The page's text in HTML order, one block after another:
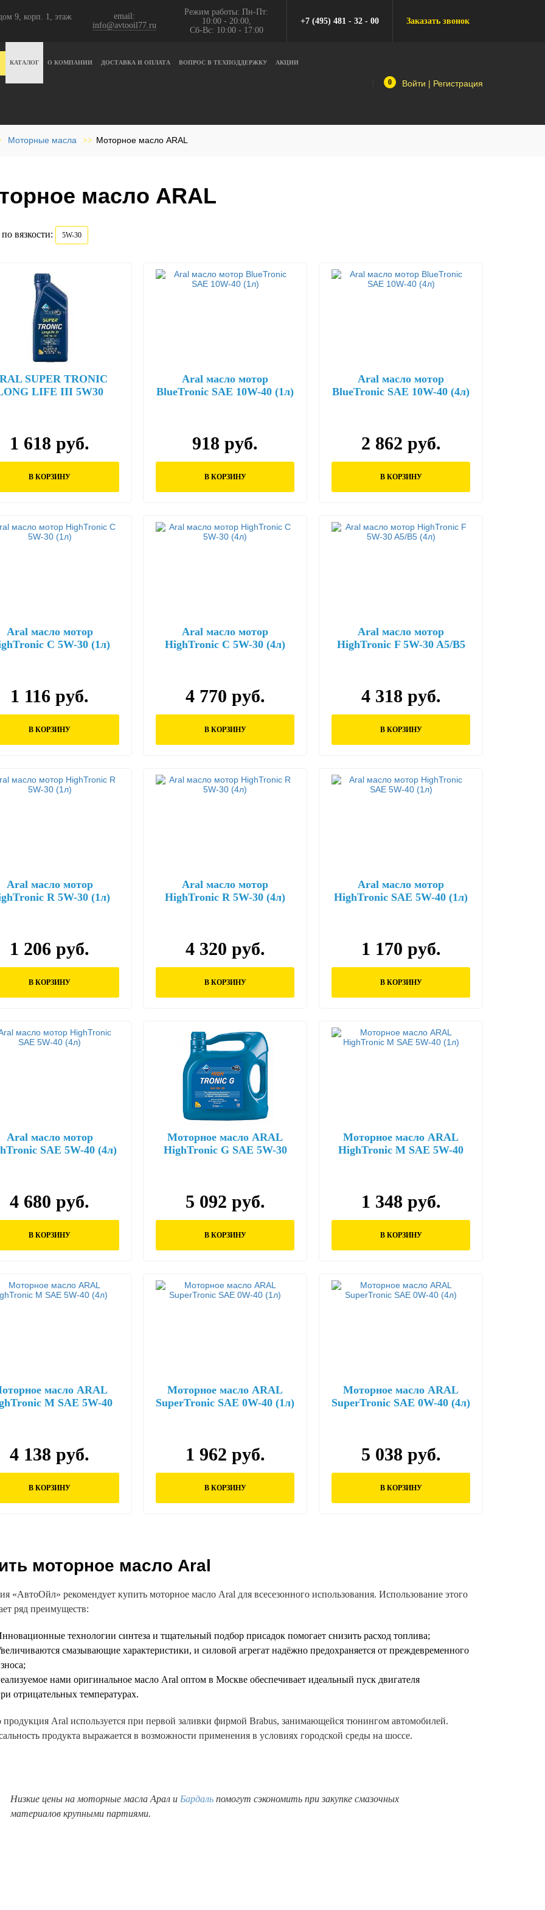
9, корп. 1, этаж
email:
info@avtooil77.ru
Режим работы: Пн-Пт:
10:00 - 20:00,
Сб-Вс: 10:00 - 17:00
+7 (495) 481 - 32 - 00 Заказать звонок
КАТАЛОГ О КОМПАНИИ ДОСТАВКА И ОПЛАТА ВОПРОС В ТЕХПОДДЕРЖКУ АКЦИИ
0 Войти | Регистрация
Моторные масла >> Моторное масло ARAL
масло ARAL
вязкости: 5W-30
SUPER TRONIC
LIFE III 5W30
1 618 руб.
В КОРЗИНУ
Aral масло мотор
BlueTronic SAE 10W-40 (1л)
918 руб.
В КОРЗИНУ
Aral масло мотор
BlueTronic SAE 10W-40 (4л)
2 862 руб.
В КОРЗИНУ
Aral масло мотор
C 5W-30 (1л)
1 116 руб.
В КОРЗИНУ
Aral масло мотор
HighTronic C 5W-30 (4л)
4 770 руб.
В КОРЗИНУ
Aral масло мотор
HighTronic F 5W-30 A5/B5
4 318 руб.
В КОРЗИНУ
Aral масло мотор
R 5W-30 (1л)
1 206 руб.
В КОРЗИНУ
Aral масло мотор
HighTronic R 5W-30 (4л)
4 320 руб.
В КОРЗИНУ
Aral масло мотор
HighTronic SAE 5W-40 (1л)
1 170 руб.
В КОРЗИНУ
Aral масло мотор
SAE 5W-40 (4л)
4 680 руб.
В КОРЗИНУ
Моторное масло ARAL
HighTronic G SAE 5W-30
5 092 руб.
В КОРЗИНУ
Моторное масло ARAL
HighTronic M SAE 5W-40
1 348 руб.
В КОРЗИНУ
масло ARAL
M SAE 5W-40
4 138 руб.
В КОРЗИНУ
Моторное масло ARAL
SuperTronic SAE 0W-40 (1л)
1 962 руб.
В КОРЗИНУ
Моторное масло ARAL
SuperTronic SAE 0W-40 (4л)
5 038 руб.
В КОРЗИНУ
моторное масло Aral
«АвтоОйл» рекомендует купить моторное масло Aral для всесезонного использования. Использование этого
ряд преимуществ:
технологии синтеза и тщательный подбор присадок помогает снизить расход топлива;
смазывающие характеристики, и силовой агрегат надёжно предохраняется от преждевременного
нами оригинальное масло Aral оптом в Москве обеспечивает идеальный пуск двигателя
отрицательных температурах.
Aral используется при первой заливки фирмой Brabus, занимающейся тюнингом автомобилей.
продукта выражается в возможности применения в условиях городской среды на шоссе.
Низкие цены на моторные масла Арал и Бардальпомогут сэкономить при закупке смазочных
материалов крупными партиями.